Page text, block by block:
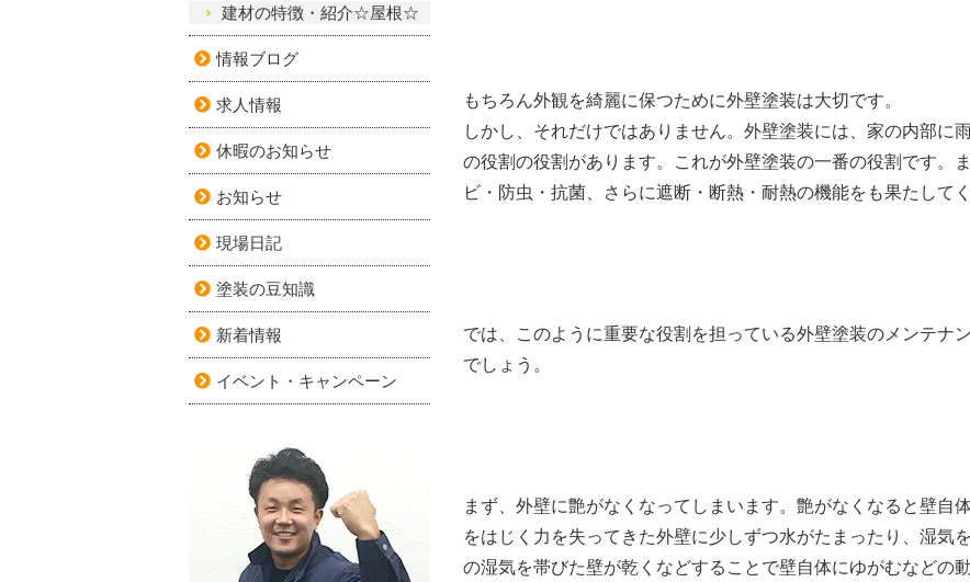
もちろん外観を綺麗に保つために外壁塗装は大切です。
しかし、それだけではありません。外壁塗装には、家の内部に
の役割の役割があります。これが外壁塗装の一番の役割です。
ビ・防虫・抗菌、さらに遮断・断熱・耐熱の機能をも果たして
では、このように重要な役割を担っている外壁塗装のメンテナ
でしょう。
まず、外壁に艶がなくなってしまいます。艶がなくなると壁自
をはじく力を失ってきた外壁に少しずつ水がたまったり、湿気
の湿気を帯びた壁が乾くなどすることで壁自体にゆがむなどの
建材の特徴・紹介☆屋根☆
情報ブログ
求人情報
休暇のお知らせ
お知らせ
現場日記
塗装の豆知識
新着情報
イベント・キャンペーン